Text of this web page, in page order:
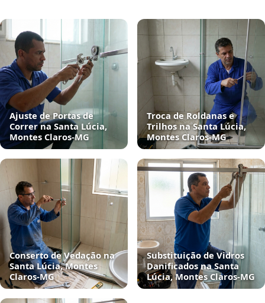
Ajuste de Portas de
Correr na Santa Lúcia,
Montes Claros‑MG
Troca de Roldanas e
Trilhos na Santa Lúcia,
Montes Claros‑MG
Conserto de Vedação na
Santa Lúcia, Montes
Claros‑MG
Substituição de Vidros
Danificados na Santa
Lúcia, Montes Claros‑MG